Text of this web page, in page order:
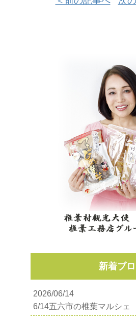
新着ブ
2026/06/14
6/14五六市の椎葉マルシェ